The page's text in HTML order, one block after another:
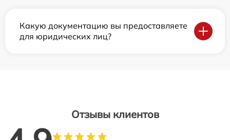
Какую документацию вы предоставляете
для юридических лиц?
Отзывы клиентов